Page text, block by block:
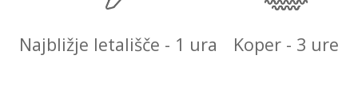
Najbližje letališče - 1 ura Koper - 3 ure